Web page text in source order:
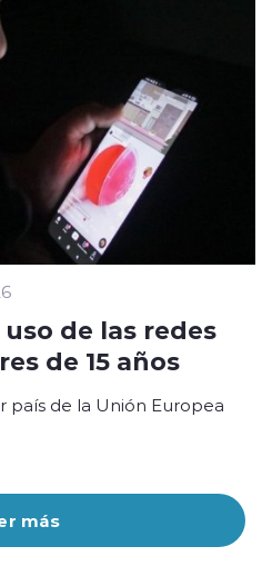
más
de las redes
de 15 años
país de la Unión Europea